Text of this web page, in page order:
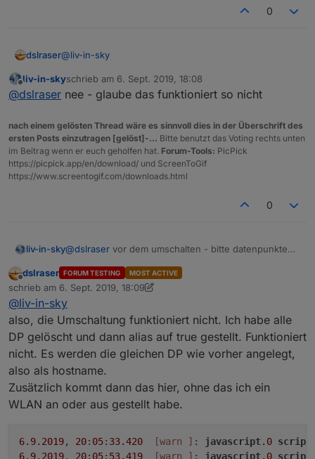
0
dslraser@liv-in-sky
okay
Offline
liv-in-skyschrieb am 6. Sept. 2019, 18:08
zuletzt editiert von
@dslraser nee - glaube das funktioniert so nicht
nach einem gelösten Thread wäre es sinnvoll dies in der Überschrift des
ersten Posts einzutragen [gelöst]-... Bitte benutzt das Voting rechts unten
im Beitrag wenn er euch geholfen hat. Forum-Tools: PicPick
https://picpick.app/en/download/ und ScreenToGif
https://www.screentogif.com/downloads.html
0
liv-in-sky@dslraser vor dem umschalten - bitte datenpunkte
Offline
dslraser FORUM TESTING MOST ACTIVE
schrieb am 6. Sept. 2019, 18:09
zuletzt editiert von dslraser9. Juni 2019, 20:10
@liv-in-sky
also, die Umschaltung funktioniert nicht. Ich habe alle
DP gelöscht und dann alias auf true gestellt. Funktioniert
nicht. Es werden die gleichen DP wie vorher angelegt,
also als hostname.
Zusätzlich kommt dann das hier, ohne das ich ein
WLAN an oder aus gestellt habe.
6.9.2019, 20: 05: 33.420 [warn ] : javascript.0 script
6.9.2019, 20: 05: 53.419 [warn ] : javascript.0 script